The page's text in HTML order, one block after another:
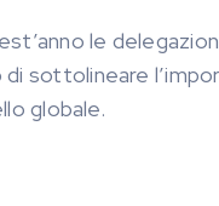
le
sottolineare
globale.